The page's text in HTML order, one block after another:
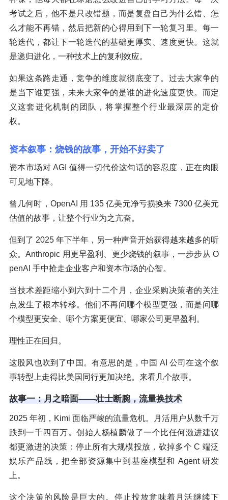
考试之后，他不是只改错题，而是复盘自己为什么错、怎
么才能不再错，然后把新的心得用到下一轮复习里。每一
轮迭代，都让下一轮迭代的基础更厚实、速度更快。这就
是递归进化，一种技术上的复利效应。
如果这条路走通，竞争的维度就彻底变了。过去大家争的
是当下谁更强，未来大家争的是谁的进化速度更快。而定
义这套进化机制的团队，将掌握整个行业最深层的定价
权。
资本叙事：烧钱的故事，开始不好卖了
资本市场对 AGI 值得一切代价这句话的容忍度，正在肉眼
可见地下降。
曾几何时，OpenAI 用 135 亿美元净亏损换来 7300 亿美元
估值的故事，让整个行业为之亢奋。
但到了 2025 年下半年，另一种声音开始获得越来越多的听
众。Anthropic 用更早盈利、更少烧钱的叙事，一步步从 O
penAI 手中抢走企业客户和资本市场的心智。
当技术差距缩小到六到十二个月，企业采购决策者的关注
点发生了根本转移。他们不再问哪个模型更强，而是问哪
个模型更安全、哪个方案更便宜、哪家公司更早盈利。
理性正在回归。
这股风也吹到了中国。有意思的是，中国 AI 公司在这个叙
事转型上走得比美国同行更加决绝。来看几个故事。
故事一：月之暗面——壮士断腕，流量换技术
2025 年初，Kimi 面临严峻的流量危机。月活用户从数千万
跌到一千四百万。创始人杨植麟做了一个比任何激进建议
都更激进的决策：停止所有大规模投放，砍掉多个 C 端泛
娱乐产品线，把全部资源集中到基座模型和 Agent 研发
上。
这个决策的风险是巨大的。停止投放意味着月活继续下